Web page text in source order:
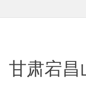
甘肃宕